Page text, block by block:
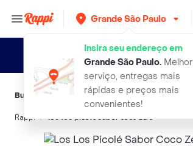
Grande São Paulo
Insira seu endereço em
Grande São Paulo.Melhor
serviço, entregas mais
rápidas e preços mais
convenientes!
Buscas relacionadas:Sorvetes,Los Los , Rochinha
Rappi los los picole sabor coco zero